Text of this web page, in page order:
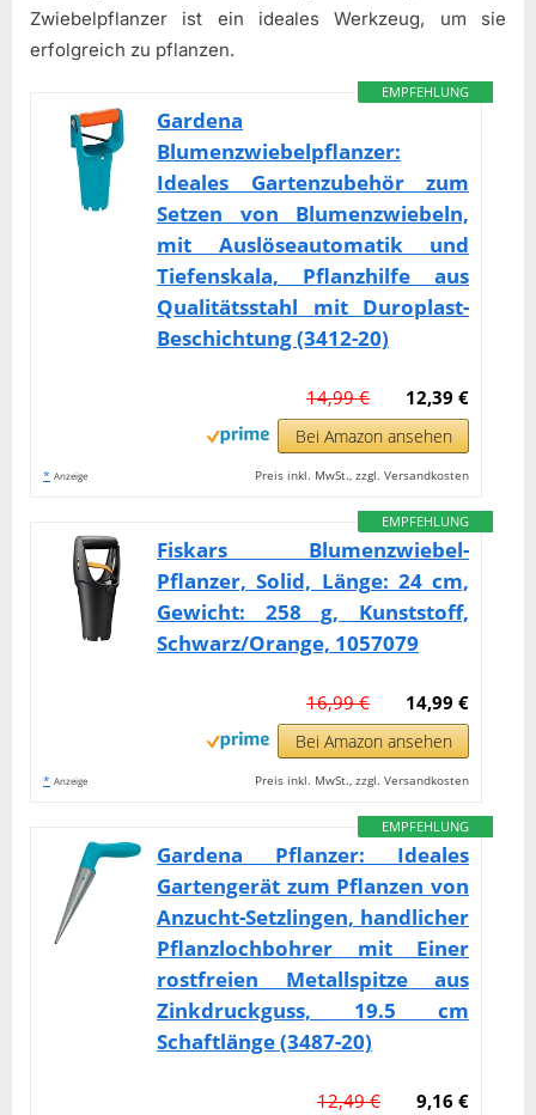
Zwiebelpflanzer ist ein ideales Werkzeug, um sie
erfolgreich zu pflanzen.
EMPFEHLUNG
Gardena
Blumenzwiebelpflanzer:
Ideales Gartenzubehör zum
Setzen von Blumenzwiebeln,
mit Auslöseautomatik und
Tiefenskala, Pflanzhilfe aus
Qualitätsstahl mit Duroplast-
Beschichtung (3412-20)
12,39 €
14,99 €
Bei Amazon ansehen
* Anzeige Preis inkl. MwSt., zzgl. Versandkosten
EMPFEHLUNG
Fiskars Blumenzwiebel-
Pflanzer, Solid, Länge: 24 cm,
Gewicht: 258 g, Kunststoff,
Schwarz/Orange, 1057079
14,99 €
16,99 €
Bei Amazon ansehen
* Anzeige Preis inkl. MwSt., zzgl. Versandkosten
EMPFEHLUNG
Gardena Pflanzer: Ideales
Gartengerät zum Pflanzen von
Anzucht-Setzlingen, handlicher
Pflanzlochbohrer mit Einer
rostfreien Metallspitze aus
Zinkdruckguss, 19.5 cm
Schaftlänge (3487-20)
9,16 €
12,49 €